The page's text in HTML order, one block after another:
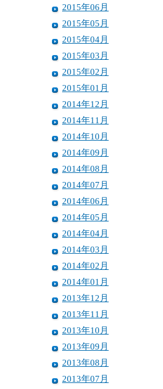
2015年06月
2015年05月
2015年04月
2015年03月
2015年02月
2015年01月
2014年12月
2014年11月
2014年10月
2014年09月
2014年08月
2014年07月
2014年06月
2014年05月
2014年04月
2014年03月
2014年02月
2014年01月
2013年12月
2013年11月
2013年10月
2013年09月
2013年08月
2013年07月